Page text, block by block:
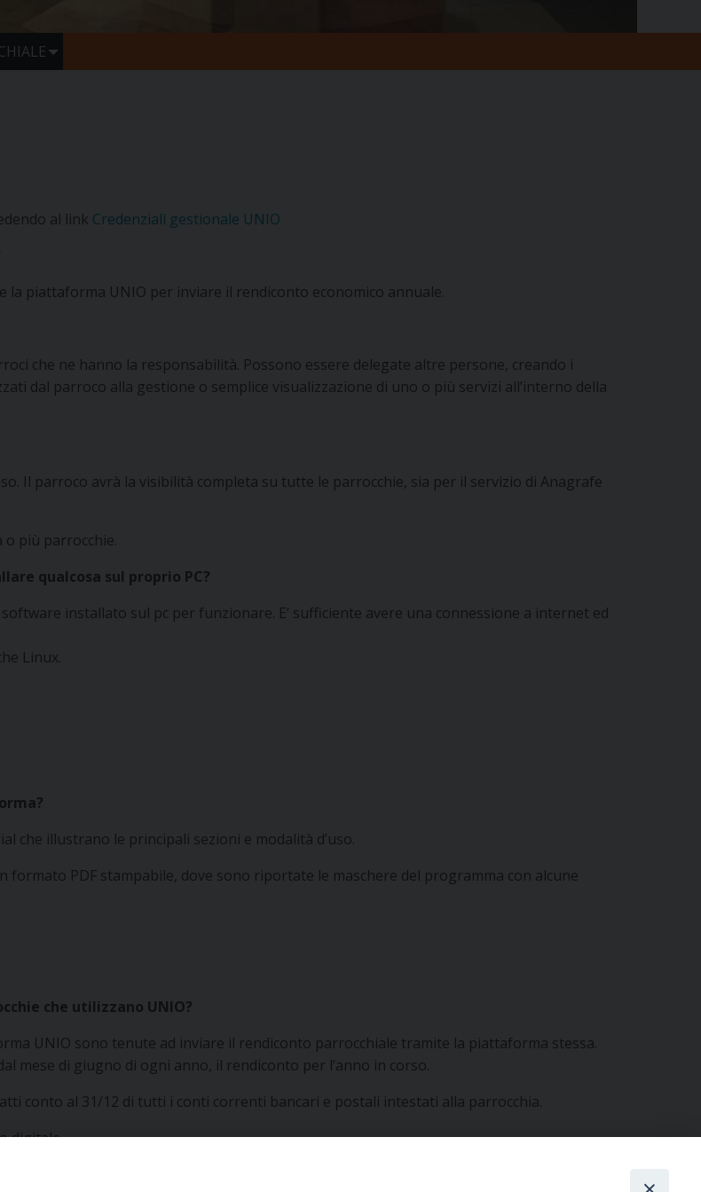
al link Credenziali gestionale UNIO
piattaforma UNIO per inviare il rendiconto economico annuale.
che ne hanno la responsabilità. Possono essere delegate altre persone, creando i
dal parroco alla gestione o semplice visualizzazione di uno o più servizi all’interno della
Il parroco avrà la visibilità completa su tutte le parrocchie, sia per il servizio di Anagrafe
più parrocchie.
qualcosa sul proprio PC?
installato sul pc per funzionare. E’ sufficiente avere una connessione a internet ed
Linux.
che illustrano le principali sezioni e modalità d’uso.
PDF stampabile, dove sono riportate le maschere del programma con alcune
che utilizzano UNIO?
UNIO sono tenute ad inviare il rendiconto parrocchiale tramite la piattaforma stessa.
mese di giugno di ogni anno, il rendiconto per l’anno in corso.
conto al 31/12 di tutti i conti correnti bancari e postali intestati alla parrocchia.
digitale.
ricevuti ed ha chiudere gli esercizi delle parrocchie per le quali non si riscontrino errori